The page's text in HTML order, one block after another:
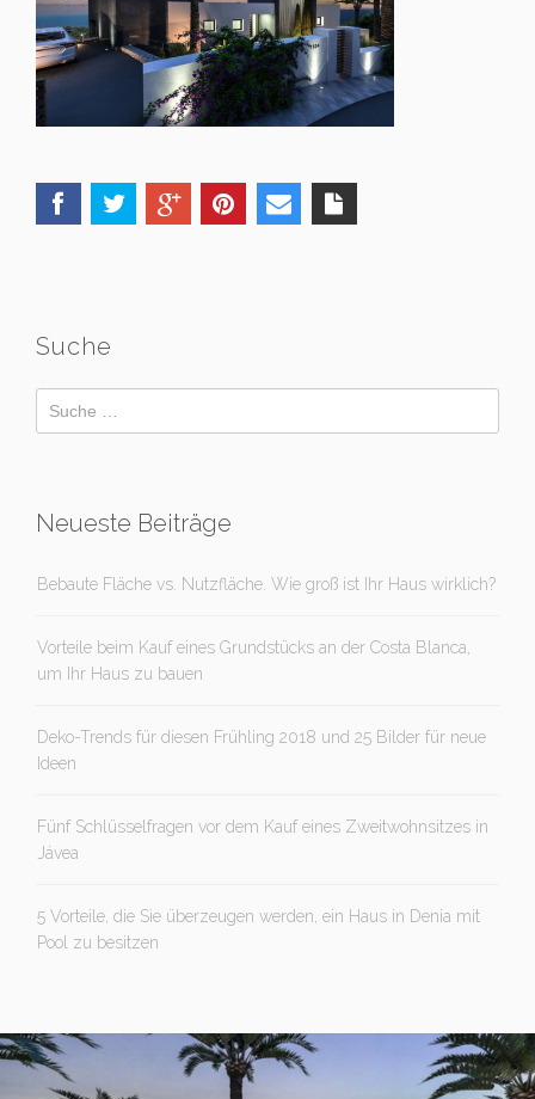
Suche
Neueste Beiträge
Bebaute Fläche vs. Nutzfläche. Wie groß ist Ihr Haus wirklich?
Vorteile beim Kauf eines Grundstücks an der Costa Blanca,
um Ihr Haus zu bauen
Deko-Trends für diesen Frühling 2018 und 25 Bilder für neue
Ideen
Fünf Schlüsselfragen vor dem Kauf eines Zweitwohnsitzes in
Jávea
5 Vorteile, die Sie überzeugen werden, ein Haus in Denia mit
Pool zu besitzen